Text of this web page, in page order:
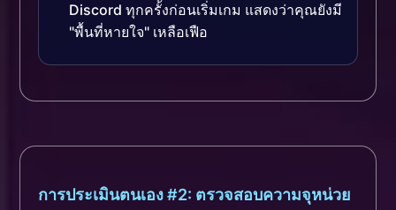
Discord ทุกครั้งก่อนเริ่มเกม แสดงว่าคุณยังมี
"พื้นที่หายใจ" เหลือเฟือ
การประเมินตนเอง #2: ตรวจสอบความจุหน่วย